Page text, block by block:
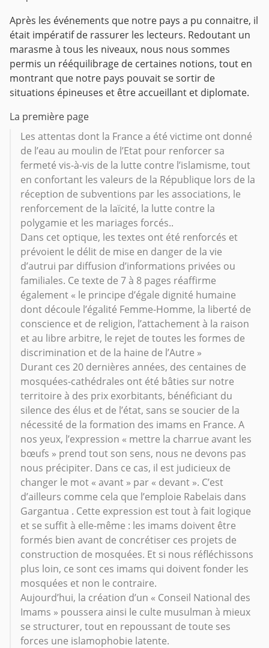
Après les événements que notre pays a pu connaitre, il
était impératif de rassurer les lecteurs. Redoutant un
marasme à tous les niveaux, nous nous sommes
permis un rééquilibrage de certaines notions, tout en
montrant que notre pays pouvait se sortir de
situations épineuses et être accueillant et diplomate.
La première page
Les attentas dont la France a été victime ont donné
de l’eau au moulin de l’Etat pour renforcer sa
fermeté vis-à-vis de la lutte contre l’islamisme, tout
en confortant les valeurs de la République lors de la
réception de subventions par les associations, le
renforcement de la laïcité, la lutte contre la
polygamie et les mariages forcés..
Dans cet optique, les textes ont été renforcés et
prévoient le délit de mise en danger de la vie
d’autrui par diffusion d’informations privées ou
familiales. Ce texte de 7 à 8 pages réaffirme
également « le principe d’égale dignité humaine
dont découle l’égalité Femme-Homme, la liberté de
conscience et de religion, l’attachement à la raison
et au libre arbitre, le rejet de toutes les formes de
discrimination et de la haine de l’Autre »
Durant ces 20 dernières années, des centaines de
mosquées-cathédrales ont été bâties sur notre
territoire à des prix exorbitants, bénéficiant du
silence des élus et de l’état, sans se soucier de la
nécessité de la formation des imams en France. A
nos yeux, l’expression « mettre la charrue avant les
bœufs » prend tout son sens, nous ne devons pas
nous précipiter. Dans ce cas, il est judicieux de
changer le mot « avant » par « devant ». C’est
d’ailleurs comme cela que l’emploie Rabelais dans
Gargantua . Cette expression est tout à fait logique
et se suffit à elle-même : les imams doivent être
formés bien avant de concrétiser ces projets de
construction de mosquées. Et si nous réfléchissons
plus loin, ce sont ces imams qui doivent fonder les
mosquées et non le contraire.
Aujourd’hui, la création d’un « Conseil National des
Imams » poussera ainsi le culte musulman à mieux
se structurer, tout en repoussant de toute ses
forces une islamophobie latente.